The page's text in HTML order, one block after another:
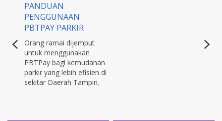
PANDUAN
PENGGUNAAN
PBTPAY PARKIR
Orang ramai dijemput
untuk menggunakan
PBTPay bagi kemudahan
parkir yang lebih efisien di
sekitar Daerah Tampin.